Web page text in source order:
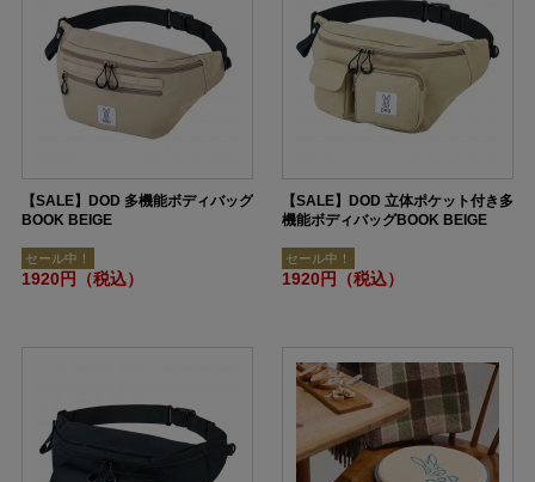
【SALE】DOD 多機能ボディバッグ
BOOK BEIGE
セール中！
1920円（税込）
【SALE】DOD 立体ポケット付き多
機能ボディバッグBOOK BEIGE
セール中！
1920円（税込）